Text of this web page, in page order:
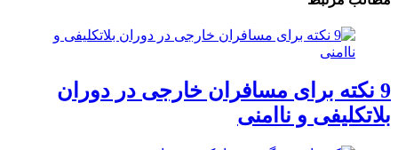
9 نکته برای مسافران خارجی در دوران
بلاتکلیفی و ناامنی